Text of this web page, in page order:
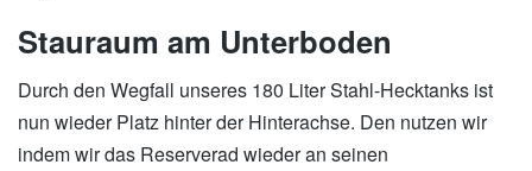
Stauraum am Unterboden
Durch den Wegfall unseres 180 Liter Stahl-Hecktanks ist
nun wieder Platz hinter der Hinterachse. Den nutzen wir
indem wir das Reserverad wieder an seinen